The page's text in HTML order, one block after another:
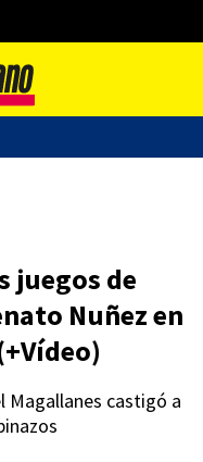
juegos de
Nuñez en
Magallanes castigó a